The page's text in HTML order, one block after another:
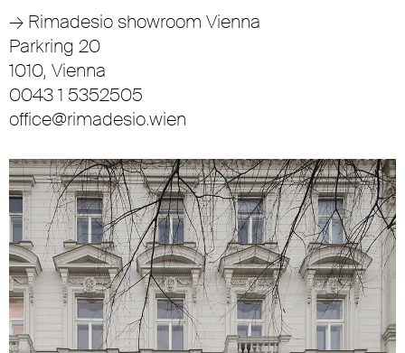
→ Rimadesio showroom Vienna
Parkring 20
1010, Vienna
0043 1 5352505
office@rimadesio.wien